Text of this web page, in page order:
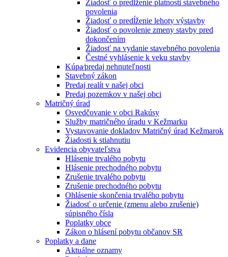
Žiadosť o predĺženie platnosti stavebného
povolenia
Žiadosť o predĺženie lehoty výstavby
Žiadosť o povolenie zmeny stavby pred
dokončením
Žiadosť na vydanie stavebného povolenia
Čestné vyhlásenie k veku stavby
Kúpa⁄predaj nehnuteľnosti
Stavebný zákon
Predaj realít v našej obci
Predaj pozemkov v našej obci
Matričný úrad
Osvedčovanie v obci Rakúsy
Služby matričného úradu v Kežmarku
Vystavovanie dokladov Matričný úrad Kežmarok
Žiadosti k stiahnutiu
Evidencia obyvateľstva
Hlásenie trvalého pobytu
Hlásenie prechodného pobytu
Zrušenie trvalého pobytu
Zrušenie prechodného pobytu
Ohlásenie skončenia trvalého pobytu
Žiadosť o určenie (zmenu alebo zrušenie)
súpisného čísla
Poplatky obce
Zákon o hlásení pobytu občanov SR
Poplatky a dane
Aktuálne oznamy